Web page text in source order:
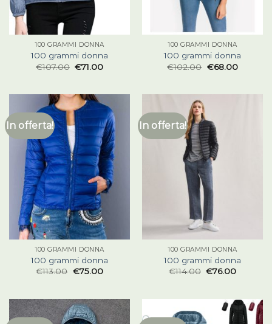
100 GRAMMI DONNA
100 grammi donna
€107.00 €71.00
100 GRAMMI DONNA
100 grammi donna
€102.00 €68.00
In offerta!
100 GRAMMI DONNA
100 grammi donna
€113.00 €75.00
In offerta!
100 GRAMMI DONNA
100 grammi donna
€114.00 €76.00